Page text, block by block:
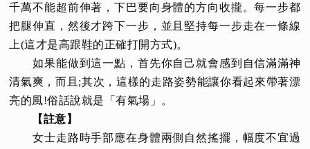
千萬不能超前伸著，下巴要向身體的方向收攏。每一步都
把腿伸直，然後才跨下一步，並且堅持每一步走在一條線
上(這才是高跟鞋的正確打開方式)。
如果能做到這一點，首先你自己就會感到自信滿滿神
清氣爽，而且;其次，這樣的走路姿勢能讓你看起來帶著漂
亮的風!俗話說就是「有氣場」。
【註意】
女士走路時手部應在身體兩側自然搖擺，幅度不宜過